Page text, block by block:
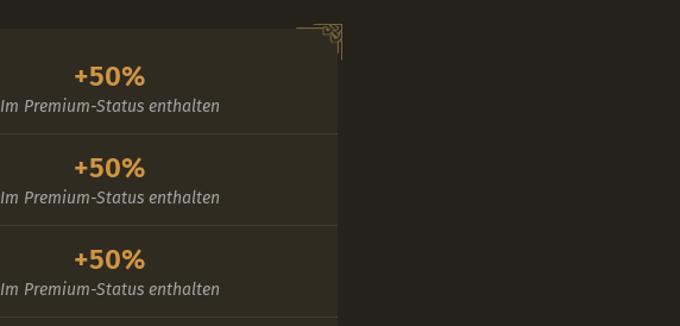
+50%
Im Premium-Status enthalten
+50%
Im Premium-Status enthalten
+50%
Im Premium-Status enthalten